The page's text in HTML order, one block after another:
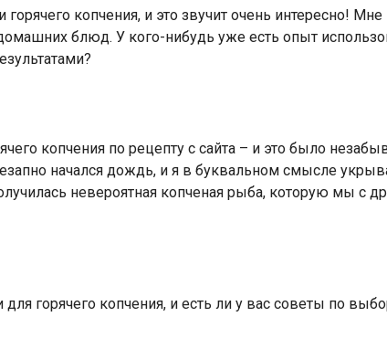
копчения, и это звучит очень интересно! Мне
блюд. У кого-нибудь уже есть опыт
копчения по рецепту с сайта – и это было
начался дождь, и я в буквальном смысле
невероятная копченая рыба, которую мы с
горячего копчения, и есть ли у вас советы по